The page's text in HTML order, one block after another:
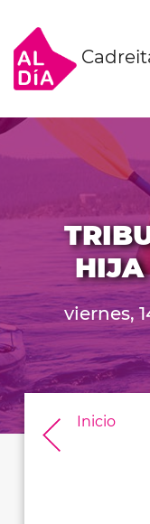
HIJA
viernes,
Inicio